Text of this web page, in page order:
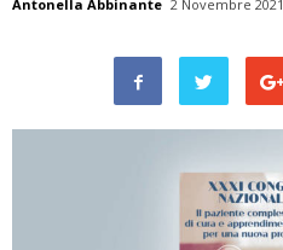
Antonella Abbinante 2 Novembre 2021